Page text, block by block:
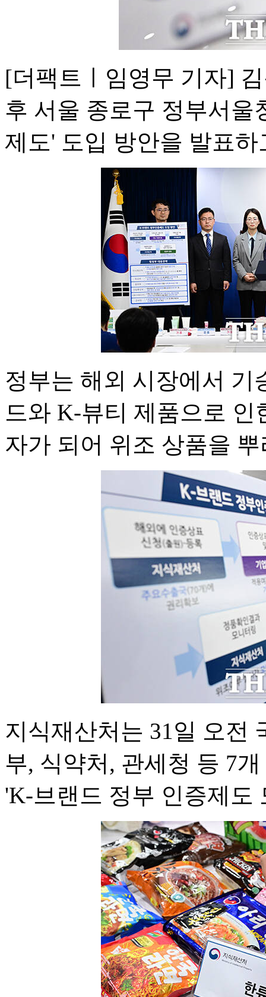
[더팩트ㅣ임영무 기자]
후 서울 종로구 정부서
제도' 도입 방안을 발표하
정부는 해외 시장에서 기
드와 K-뷰티 제품으로 인
자가 되어 위조 상품을
지식재산처는 31일 오전
부, 식약처, 관세청 등 7
'K-브랜드 정부 인증제도